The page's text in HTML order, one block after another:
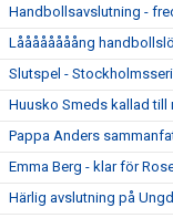
Handbollsavslutning -
Låååååååång
Slutspel -
Huusko Smeds kallad till
Pappa Anders
Emma Berg - klar för
Härlig avslutning på